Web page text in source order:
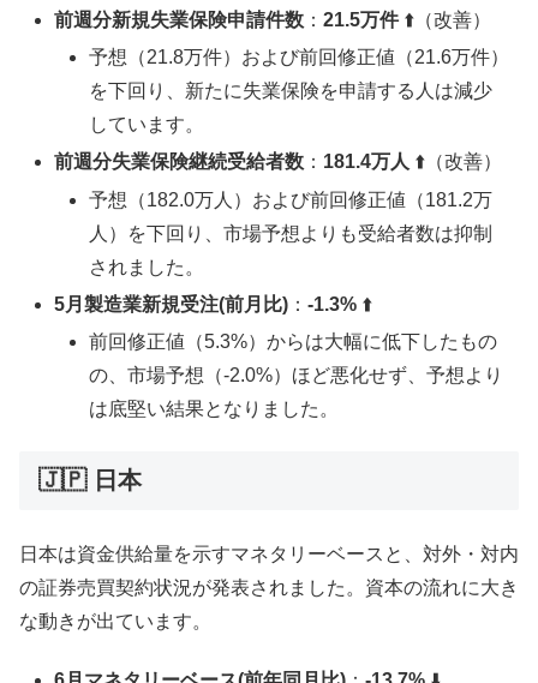
前週分新規失業保険申請件数 ：21.5万件⬆️（改善）
予想（21.8万件）および前回修正値（21.6万件）
を下回り、新たに失業保険を申請する人は減少
しています。
前週分失業保険継続受給者数 ： 181.4万人 ⬆️（改善）
予想（182.0万人）および前回修正値（181.2万
人）を下回り、市場予想よりも受給者数は抑制
されました。
5月製造業新規受注(前月比) ：-1.3% ⬆️
前回修正値（5.3%）からは大幅に低下したもの
の、市場予想（-2.0%）ほど悪化せず、予想より
は底堅い結果となりました。
🇯🇵 日本
日本は資金供給量を示すマネタリーベースと、対外・対内
の証券売買契約状況が発表されました。資本の流れに大き
な動きが出ています。